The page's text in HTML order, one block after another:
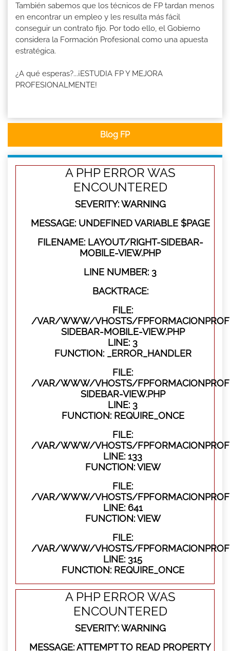
También sabemos que los técnicos de FP tardan menos
en encontrar un empleo y les resulta más fácil
conseguir un contrato fijo. Por todo ello, el Gobierno
considera la Formación Profesional como una apuesta
estratégica.
¿A qué esperas?...¡ESTUDIA FP Y MEJORA
PROFESIONALMENTE!
Blog FP
A PHP ERROR WAS
ENCOUNTERED
SEVERITY: WARNING
MESSAGE: UNDEFINED VARIABLE $PAGE
FILENAME: LAYOUT/RIGHT-SIDEBAR-
MOBILE-VIEW.PHP
LINE NUMBER: 3
BACKTRACE:
FILE:
/VAR/WWW/VHOSTS/
SIDEBAR-MOBILE-VIEW.PHP
LINE: 3
FUNCTION: _ERROR_HANDLER
FILE:
/VAR/WWW/VHOSTS/
SIDEBAR-VIEW.PHP
LINE: 3
FUNCTION: REQUIRE_ONCE
FILE:
/VAR/WWW/VHOSTS/
LINE: 133
FUNCTION: VIEW
FILE:
/VAR/WWW/VHOSTS/
LINE: 641
FUNCTION: VIEW
FILE:
/VAR/WWW/VHOSTS/
LINE: 315
FUNCTION: REQUIRE_ONCE
A PHP ERROR WAS
ENCOUNTERED
SEVERITY: WARNING
MESSAGE: ATTEMPT TO READ PROPERTY